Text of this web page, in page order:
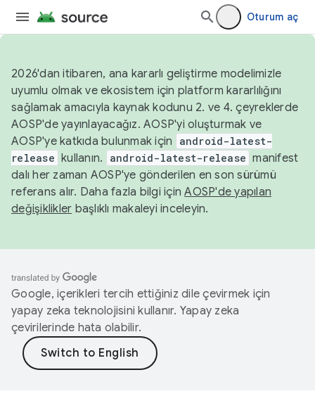
Oturum aç
2026'dan itibaren, ana kararlı geliştirme modelimizle
uyumlu olmak ve ekosistem için platform kararlılığını
sağlamak amacıyla kaynak kodunu 2. ve 4. çeyreklerde
AOSP'de yayınlayacağız. AOSP'yi oluşturmak ve
AOSP'ye katkıda bulunmak için
android-latest-
release kullanın. android-latest-release manifest
dalı her zaman AOSP'ye gönderilen en son sürümü
referans alır. Daha fazla bilgi içinAOSP'de yapılan
değişiklikler başlıklı makaleyi inceleyin.
Google, içerikleri tercih ettiğiniz dile çevirmek için
yapay zeka teknolojisini kullanır. Yapay zeka
çevirilerinde hata olabilir.